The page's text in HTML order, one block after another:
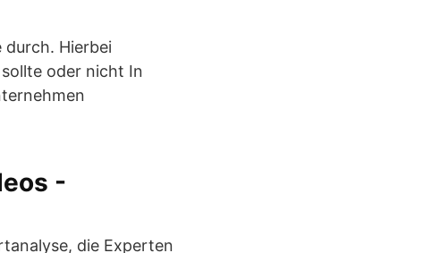
Hierbei
oder nicht In
-
die Experten